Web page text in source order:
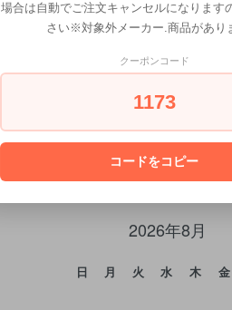
CALENDAR
カレンダー
2026年8月
日 月 火 水 木 金
場合は自動でご注文キャンセルになります
さい※対象外メーカー.商品があり
クーポンコード
1173
コードをコピー